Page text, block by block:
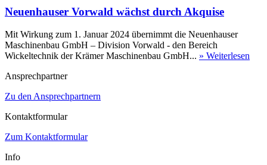
Neuenhauser Vorwald wächst durch Akquise
Mit Wirkung zum 1. Januar 2024 übernimmt die Neuenhauser
Maschinenbau GmbH – Division Vorwald - den Bereich
Wickeltechnik der Krämer Maschinenbau GmbH... » Weiterlesen
Ansprechpartner
Zu den Ansprechpartnern
Kontaktformular
Zum Kontaktformular
Info